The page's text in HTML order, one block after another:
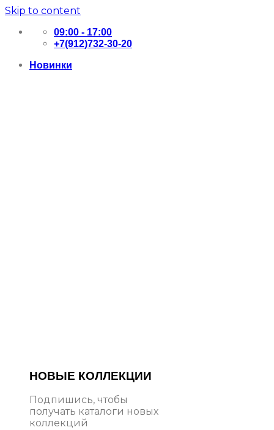
Skip to content
09:00 - 17:00
+7(912)732-30-20
Новинки
НОВЫЕ КОЛЛЕКЦИИ
Подпишись, чтобы
получать каталоги новых
коллекций